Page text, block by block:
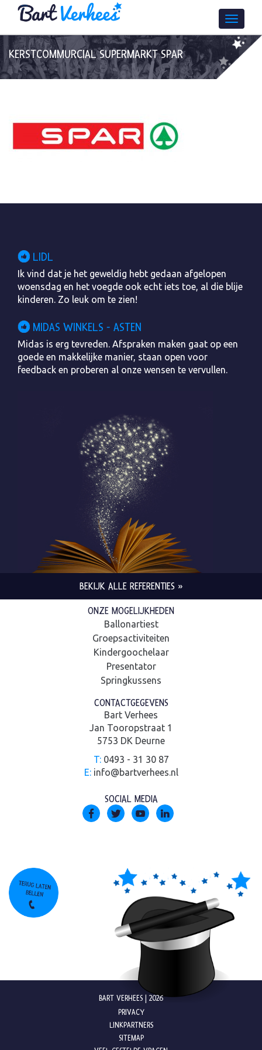
KERSTCOMMURCIAL SUPERMARKT SPAR
LIDL
Ik vind dat je het geweldig hebt gedaan afgelopen
woensdag en het voegde ook echt iets toe, al die blije
kinderen. Zo leuk om te zien!
MIDAS WINKELS - ASTEN
Midas is erg tevreden. Afspraken maken gaat op een
goede en makkelijke manier, staan open voor
feedback en proberen al onze wensen te vervullen.
BEKIJK ALLE REFERENTIES »
ONZE MOGELIJKHEDEN
Ballonartiest
Groepsactiviteiten
Kindergoochelaar
Presentator
Springkussens
CONTACTGEGEVENS
Bart Verhees
Jan Tooropstraat 1
5753 DK Deurne
T:0493 - 31 30 87
E: info@bartverhees.nl
SOCIAL MEDIA
BART VERHEES | 2026
PRIVACY
LINKPARTNERS
SITEMAP